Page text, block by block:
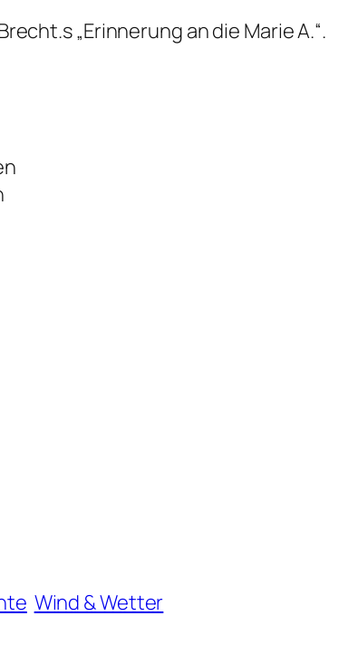
„Erinnerung an die Marie A.“.
Wind & Wetter